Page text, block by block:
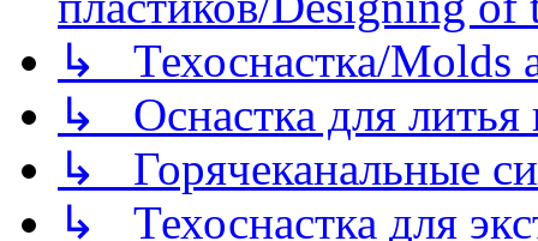
↳ Техоснастка/Molds
↳ Оснастка для литья
↳ Горячеканальные
↳ Техоснастка для